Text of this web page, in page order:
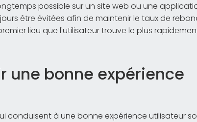
possible sur un site web ou une
être évitées afin de maintenir le taux de
lieu que l'utilisateur trouve le plus
une bonne expérience
conduisent à une bonne expérience utilisateur